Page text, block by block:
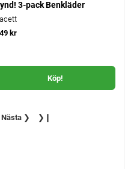
3-pack Benkläder
kr
Köp!
Nästa ❯ ❯❙